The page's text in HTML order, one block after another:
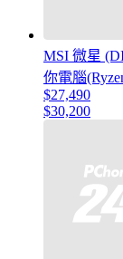
MSI 微星
你電腦
$27,490
$30,200